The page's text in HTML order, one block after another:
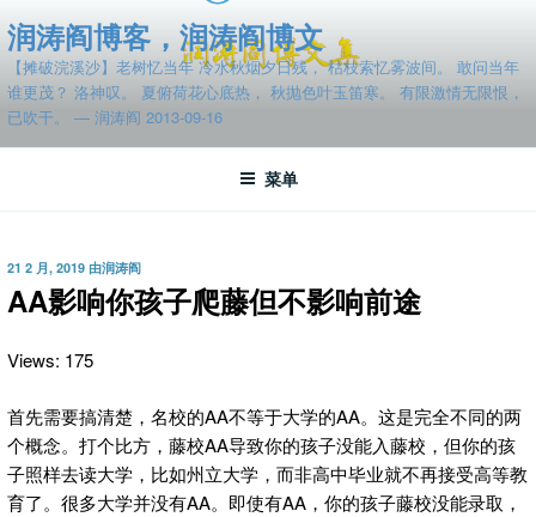
至
容
润涛阎博客，润涛阎博文
【摊破浣溪沙】老树忆当年 冷水秋烟夕日残， 枯枝索忆雾波间。 敢问当年
谁更茂？ 洛神叹。 夏俯荷花心底热， 秋抛色叶玉笛寒。 有限激情无限恨，
已吹干。 — 润涛阎 2013-09-16
菜单
发
布
于
21 2 月, 2019 由润涛阎
AA影响你孩子爬藤但不影响前途
Views: 175
首先需要搞清楚，名校的AA不等于大学的AA。 这是完全不同的两
个概念。打个比方，藤校AA导致你的孩子没能入藤校，但你的孩
子照样去读大学，比如州立大学，而非高中毕业就不再接受高等教
育了。很多大学并没有AA。即使有AA，你的孩子藤校没能录取，